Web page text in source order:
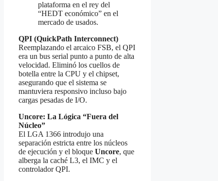
plataforma en el rey del
“HEDT económico” en el
mercado de usados.
QPI (QuickPath Interconnect)
Reemplazando el arcaico FSB, el QPI
era un bus serial punto a punto de alta
velocidad. Eliminó los cuellos de
botella entre la CPU y el chipset,
asegurando que el sistema se
mantuviera responsivo incluso bajo
cargas pesadas de I/O.
Uncore: La Lógica “Fuera del
Núcleo”
El LGA 1366 introdujo una
separación estricta entre los núcleos
de ejecución y el bloque Uncore, que
alberga la caché L3, el IMC y el
controlador QPI.